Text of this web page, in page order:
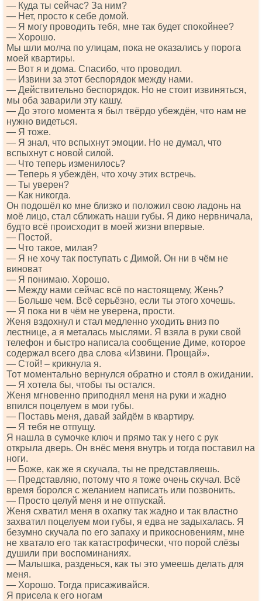
— Куда ты сейчас? За ним?
— Нет, просто к себе домой.
— Я могу проводить тебя, мне так будет спокойнее?
— Хорошо.
Мы шли молча по улицам, пока не оказались у порога
моей квартиры.
— Вот я и дома. Спасибо, что проводил.
— Извини за этот беспорядок между нами.
— Действительно беспорядок. Но не стоит извиняться,
мы оба заварили эту кашу.
— До этого момента я был твёрдо убеждён, что нам не
нужно видеться.
— Я тоже.
— Я знал, что вспыхнут эмоции. Но не думал, что
вспыхнут с новой силой.
— Что теперь изменилось?
— Теперь я убеждён, что хочу этих встречь.
— Ты уверен?
— Как никогда.
Он подошёл ко мне близко и положил свою ладонь на
моё лицо, стал сближать наши губы. Я дико нервничала,
будто всё происходит в моей жизни впервые.
— Постой.
— Что такое, милая?
— Я не хочу так поступать с Димой. Он ни в чём не
виноват
— Я понимаю. Хорошо.
— Между нами сейчас всё по настоящему, Жень?
— Больше чем. Всё серьёзно, если ты этого хочешь.
— Я пока ни в чём не уверена, прости.
Женя вздохнул и стал медленно уходить вниз по
лестнице, а я металась мыслями. Я взяла в руки свой
телефон и быстро написала сообщение Диме, которое
содержал всего два слова «Извини. Прощай».
— Стой! – крикнула я.
Тот моментально вернулся обратно и стоял в ожидании.
— Я хотела бы, чтобы ты остался.
Женя мгновенно приподнял меня на руки и жадно
впился поцелуем в мои губы.
— Поставь меня, давай зайдём в квартиру.
— Я тебя не отпущу.
Я нашла в сумочке ключ и прямо так у него с рук
открыла дверь. Он внёс меня внутрь и тогда поставил на
ноги.
— Боже, как же я скучала, ты не представляешь.
— Представляю, потому что я тоже очень скучал. Всё
время боролся с желанием написать или позвонить.
— Просто целуй меня и не отпускай.
Женя схватил меня в охапку так жадно и так властно
захватил поцелуем мои губы, я едва не задыхалась. Я
безумно скучала по его запаху и прикосновениям, мне
не хватало его так катастрофически, что порой слёзы
душили при воспоминаниях.
— Малышка, разденься, как ты это умеешь делать для
меня.
— Хорошо. Тогда присаживайся.
Я присела к его ногам